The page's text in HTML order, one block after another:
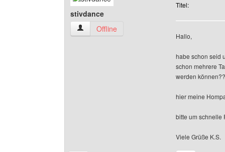
stivdance
stivdance Benutzer-Profile anzeigen
Offline
Titel:
Hallo,
habe schon seid
schon mehrere
werden
hier meine
bitte um schnelle
Viele Grüße K.S.